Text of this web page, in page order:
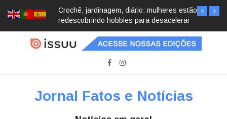
Crochê, jardinagem, diário: mulheres estão
redescobrindo hobbies para desacelerar
Jornal Fatos e Notícias